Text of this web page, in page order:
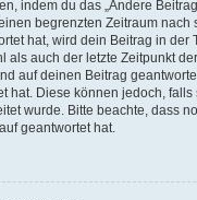
indem du das „Ändere
begrenzten Zeitraum
hat, wird dein Beitrag in der
als auch der letzte Zeitpunkt
auf deinen Beitrag
hat. Diese können jedoch,
wurde. Bitte beachte, dass
geantwortet hat.